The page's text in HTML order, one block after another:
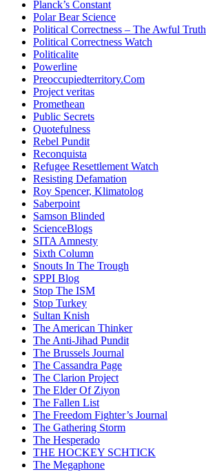
Planck’s Constant
Polar Bear Science
Political Correctness – The Awful Truth
Political Correctness Watch
Politicalite
Powerline
Preoccupiedterritory.Com
Project veritas
Promethean
Public Secrets
Quotefulness
Rebel Pundit
Reconquista
Refugee Resettlement Watch
Resisting Defamation
Roy Spencer, Klimatolog
Saberpoint
Samson Blinded
ScienceBlogs
SITA Amnesty
Sixth Column
Snouts In The Trough
SPPI Blog
Stop The ISM
Stop Turkey
Sultan Knish
The American Thinker
The Anti-Jihad Pundit
The Brussels Journal
The Cassandra Page
The Clarion Project
The Elder Of Ziyon
The Fallen List
The Freedom Fighter’s Journal
The Gathering Storm
The Hesperado
THE HOCKEY SCHTICK
The Megaphone